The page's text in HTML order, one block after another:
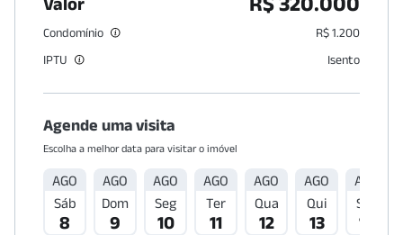
Condomínio
R$ 1.200
IPTU
Isento
Agende uma visita
Escolha a melhor data para visitar o imóvel
AGO
Sáb
8
AGO
Dom
9
AGO
Seg
10
AGO
Ter
11
AGO
Qua
12
AGO
Qui
13
AGO
Sex
14